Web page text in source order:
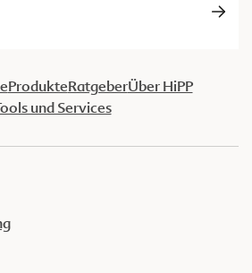
ProdukteRatgeberÜber HiPP
und Services